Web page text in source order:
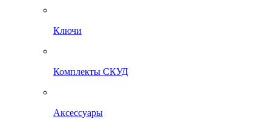
Ключи
Комплекты СКУД
Аксессуары